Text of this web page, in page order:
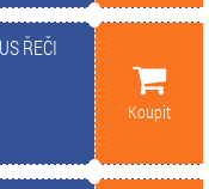
ŘEČI
Koupit